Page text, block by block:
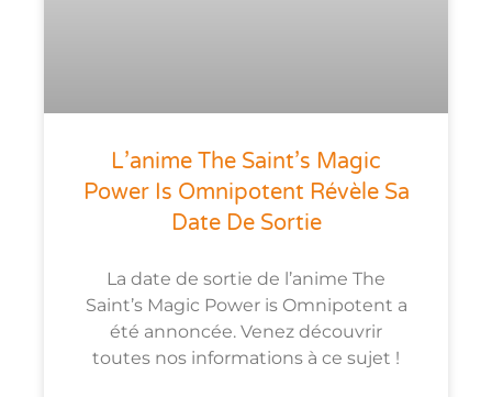
L’anime The Saint’s Magic
Power Is Omnipotent Révèle Sa
Date De Sortie
La date de sortie de l’anime The
Saint’s Magic Power is Omnipotent a
été annoncée. Venez découvrir
toutes nos informations à ce sujet !